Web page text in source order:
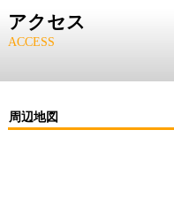
アクセス
ACCESS
周辺地図